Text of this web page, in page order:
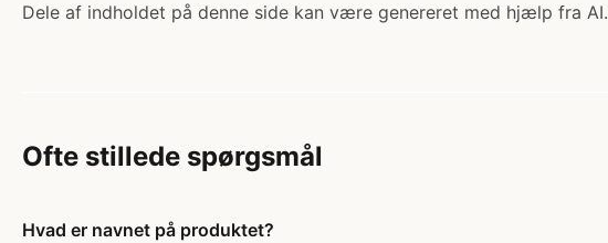
Dele af indholdet på denne side kan være genereret med hjælp fra AI.
Ofte stillede spørgsmål
Hvad er navnet på produktet?